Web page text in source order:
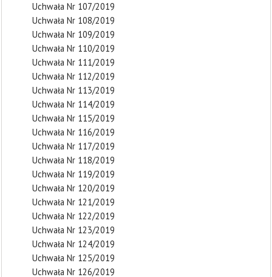
Uchwała Nr 107/2019
Uchwała Nr 108/2019
Uchwała Nr 109/2019
Uchwała Nr 110/2019
Uchwała Nr 111/2019
Uchwała Nr 112/2019
Uchwała Nr 113/2019
Uchwała Nr 114/2019
Uchwała Nr 115/2019
Uchwała Nr 116/2019
Uchwała Nr 117/2019
Uchwała Nr 118/2019
Uchwała Nr 119/2019
Uchwała Nr 120/2019
Uchwała Nr 121/2019
Uchwała Nr 122/2019
Uchwała Nr 123/2019
Uchwała Nr 124/2019
Uchwała Nr 125/2019
Uchwała Nr 126/2019